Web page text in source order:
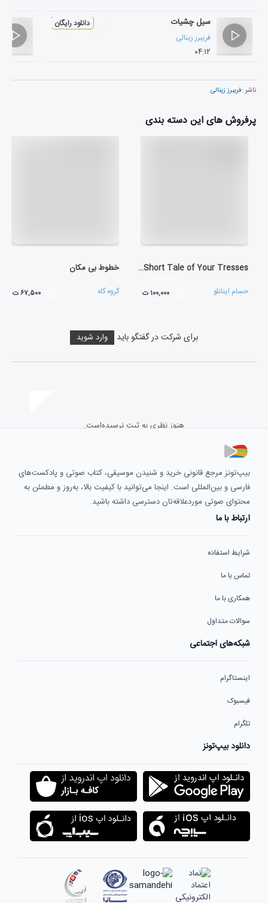
سیل چشیات
فریبرز زینالی
۰۴:۱۲
دانلود رایگان
ناشر :فریبرز زینالی
پرفروش های این دسته بندی
The Short Tale of Your Tresses
حسام اینانلو ۱۰۰,۰۰۰ ت
خطوط بی مکان
گروه گاه ۶۷,۵۰۰ ت
برای شرکت در گفتگو باید وارد شوید
هنوز نظری به ثبت نرسیده‌است.
بیپ‌تونز مرجع قانونی خرید و شنیدن موسیقی، کتاب صوتی و پادکست‌های
فارسی و بین‌المللی است. اینجا می‌توانید با کیفیت بالا، به‌روز و مطمئن به
محتوای صوتی موردعلاقه‌تان دسترسی داشته باشید.
ارتباط با ما
شرایط استفاده
تماس با ما
همکاری با ما
سوالات متداول
شبکه‌های اجتماعی
اینستاگرام
فیسبوک
تلگرام
دانلود بیپ‌تونز